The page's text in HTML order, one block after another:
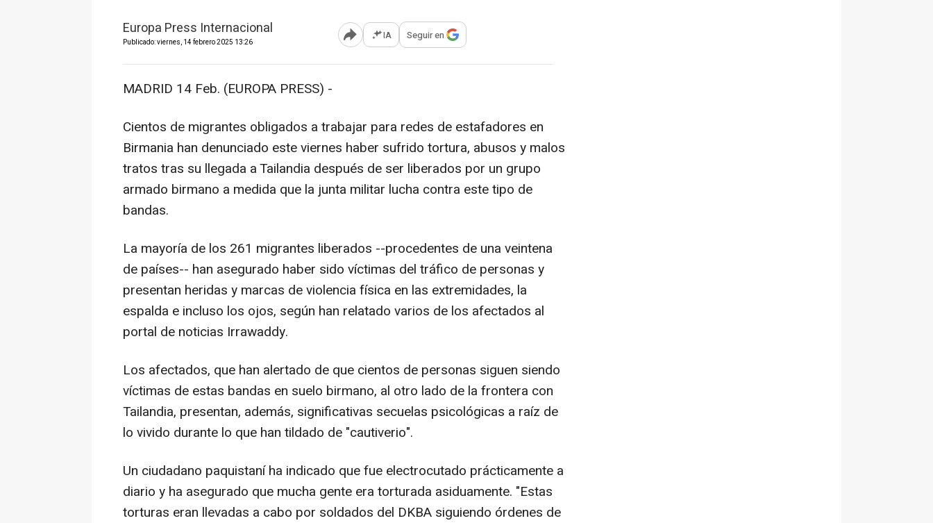
Europa Press Internacional
Publicado: viernes, 14 febrero 2025 13:26 Abrir opciones para compartir
IA Seguir en
MADRID 14 Feb. (EUROPA PRESS) -
Cientos de migrantes obligados a trabajar para redes de estafadores en
Birmania han denunciado este viernes haber sufrido tortura, abusos y malos
tratos tras su llegada a Tailandia después de ser liberados por un grupo
armado birmano a medida que la junta militar lucha contra este tipo de
bandas.
La mayoría de los 261 migrantes liberados --procedentes de una veintena
de países-- han asegurado haber sido víctimas del tráfico de personas y
presentan heridas y marcas de violencia física en las extremidades, la
espalda e incluso los ojos, según han relatado varios de los afectados al
portal de noticias Irrawaddy.
Los afectados, que han alertado de que cientos de personas siguen siendo
víctimas de estas bandas en suelo birmano, al otro lado de la frontera con
Tailandia, presentan, además, significativas secuelas psicológicas a raíz de
lo vivido durante lo que han tildado de "cautiverio".
Un ciudadano paquistaní ha indicado que fue electrocutado prácticamente a
diario y ha asegurado que mucha gente era torturada asiduamente. "Estas
torturas eran llevadas a cabo por soldados del DKBA siguiendo órdenes de